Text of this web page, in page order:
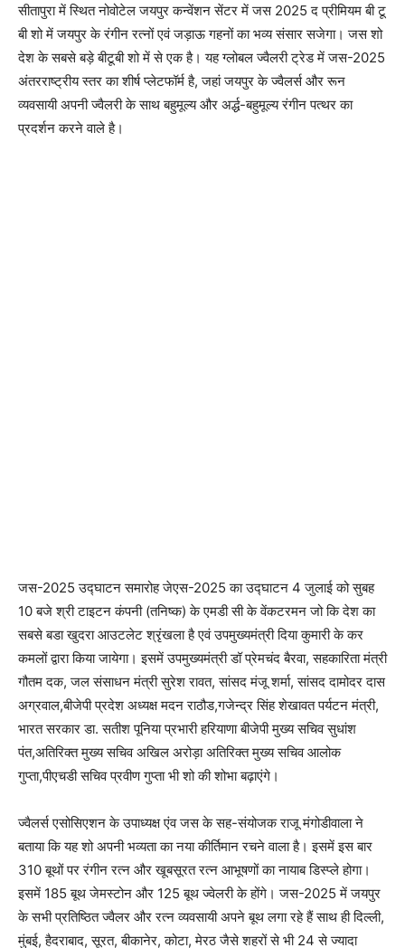
सीतापुरा में स्थित नोवोटेल जयपुर कन्वेंशन सेंटर में जस 2025 द प्रीमियम बी टू
बी शो में जयपुर के रंगीन रत्नों एवं जड़ाऊ गहनों का भव्य संसार सजेगा। जस शो
देश के सबसे बड़े बीटूबी शो में से एक है। यह ग्लोबल ज्वैलरी ट्रेड में जस-2025
अंतरराष्ट्रीय स्तर का शीर्ष प्लेटफॉर्म है, जहां जयपुर के ज्वैलर्स और रून
व्यवसायी अपनी ज्वैलरी के साथ बहुमूल्य और अर्द्ध-बहुमूल्य रंगीन पत्थर का
प्रदर्शन करने वाले है।
जस-2025 उद्घाटन समारोह जेएस-2025 का उद्घाटन 4 जुलाई को सुबह
10 बजे श्री टाइटन कंपनी (तनिष्क) के एमडी सी के वेंकटरमन जो कि देश का
सबसे बडा खुदरा आउटलेट श्रृंखला है एवं उपमुख्यमंत्री दिया कुमारी के कर
कमलों द्वारा किया जायेगा। इसमें उपमुख्यमंत्री डॉ प्रेमचंद बैरवा, सहकारिता मंत्री
गौतम दक, जल संसाधन मंत्री सुरेश रावत, सांसद मंजू शर्मा, सांसद दामोदर दास
अग्रवाल,बीजेपी प्रदेश अध्यक्ष मदन राठौड,गजेन्द्र सिंह शेखावत पर्यटन मंत्री,
भारत सरकार डा. सतीश पूनिया प्रभारी हरियाणा बीजेपी मुख्य सचिव सुधांश
पंत,अतिरिक्त मुख्य सचिव अखिल अरोड़ा अतिरिक्त मुख्य सचिव आलोक
गुप्ता,पीएचडी सचिव प्रवीण गुप्ता भी शो की शोभा बढ़ाएंगे।
ज्वैलर्स एसोसिएशन के उपाध्यक्ष एंव जस के सह-संयोजक राजू मंगोडीवाला ने
बताया कि यह शो अपनी भव्यता का नया कीर्तिमान रचने वाला है। इसमें इस बार
310 बूथों पर रंगीन रत्न और खूबसूरत रत्न आभूषणों का नायाब डिस्प्ले होगा।
इसमें 185 बूथ जेमस्टोन और 125 बूथ ज्वेलरी के होंगे। जस-2025 में जयपुर
के सभी प्रतिष्ठित ज्वैलर और रत्न व्यवसायी अपने बूथ लगा रहे हैं साथ ही दिल्ली,
मुंबई, हैदराबाद, सूरत, बीकानेर, कोटा, मेरठ जैसे शहरों से भी 24 से ज्यादा